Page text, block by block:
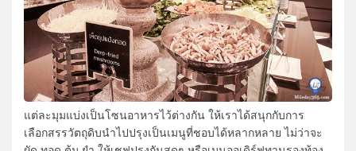
แต่ละมุมแบ่งเป็นโซนอาหารไว้ต่างกัน ให้เราได้สนุกกับการ
เลือกสรรวัตถุดิบนำไปปรุงเป็นเมนูที่ชอบได้หลากหลาย ไม่ว่าจะ